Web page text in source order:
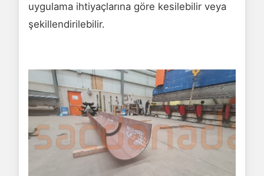
uygulama ihtiyaçlarına göre kesilebilir veya
şekillendirilebilir.